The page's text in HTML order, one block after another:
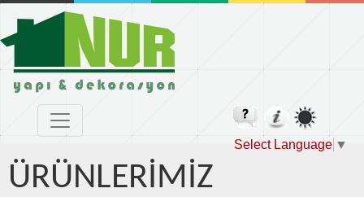
Select Language ▼
ÜRÜNLERİMİZ